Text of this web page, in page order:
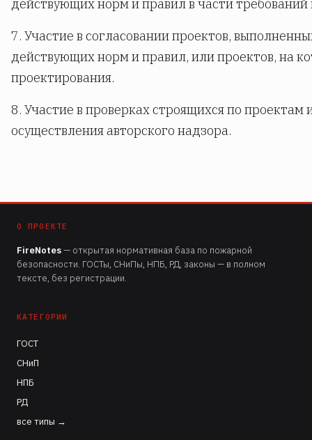
действующих норм и правил в части
7. Участие в согласовании проектов,
действующих норм и правил, или проектов, на
проектирования.
8. Участие в проверках строящихся по проектам
осуществления авторского надзора.
О ПРОЕКТЕ
FireNotes— открытая нормативная база по пожарной
безопасности. ГОСТы, СНиПы, НПБ, РД, законы — в полном
тексте, без регистрации.
КАТЕГОРИИ
ГОСТ
СНиП
НПБ
РД
все типы →